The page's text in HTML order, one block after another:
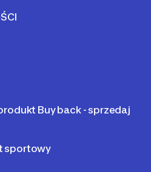
Buy back - sprzedaj
sportowy